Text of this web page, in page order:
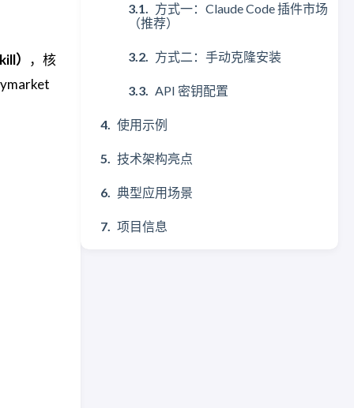
方式一：Claude Code 插件市场
（推荐）
方式二：手动克隆安装
API 密钥配置
使用示例
技术架构亮点
典型应用场景
项目信息
）
，核